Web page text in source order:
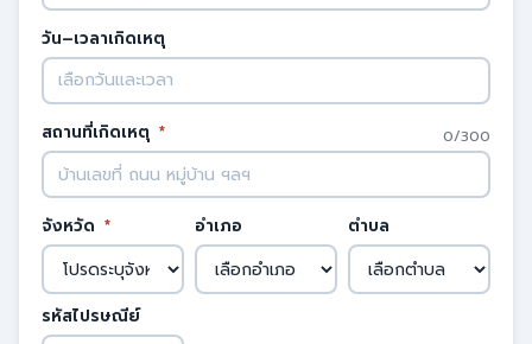
วัน–เวลาเกิดเหตุ
สถานที่เกิดเหตุ * 0/300
จังหวัด * อำเภอ ตำบล
รหัสไปรษณีย์